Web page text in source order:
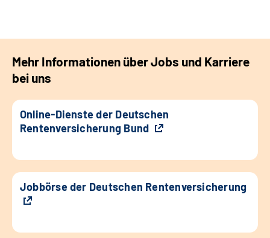
Mehr Informationen über Jobs und Karriere
bei uns
Online-Dienste der Deutschen
Rentenversicherung Bund
Jobbörse der Deutschen Rentenversicherung